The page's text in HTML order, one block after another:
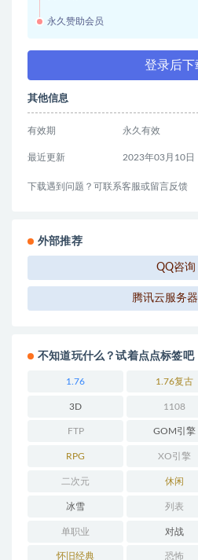
永久赞助会员
登录后下
其他信息
有效期 永久有效
最近更新 2023年03月10日
下载遇到问题？可联系客服或留言反馈
外部推荐
QQ咨询
腾讯云服务
不知道玩什么？试着点点标签吧
1.76 1.76复古
3D 1108
FTP GOM引擎
RPG XO引擎
二次元 休闲
冰雪 列表
单职业 对战
怀旧经典 恐怖